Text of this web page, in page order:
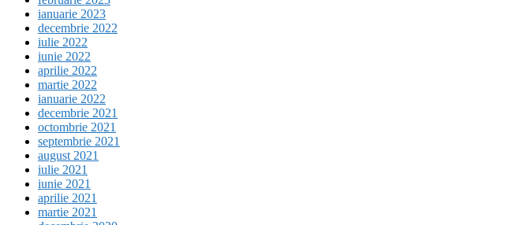
ianuarie 2023
decembrie 2022
iulie 2022
iunie 2022
aprilie 2022
martie 2022
ianuarie 2022
decembrie 2021
octombrie 2021
septembrie 2021
august 2021
iulie 2021
iunie 2021
aprilie 2021
martie 2021